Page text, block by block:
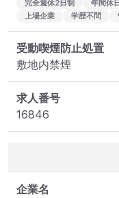
完全週休2日制 年間休
上場企業
学歴不問
受動喫煙防止処置
敷地内禁煙
求人番号
16846
企業名